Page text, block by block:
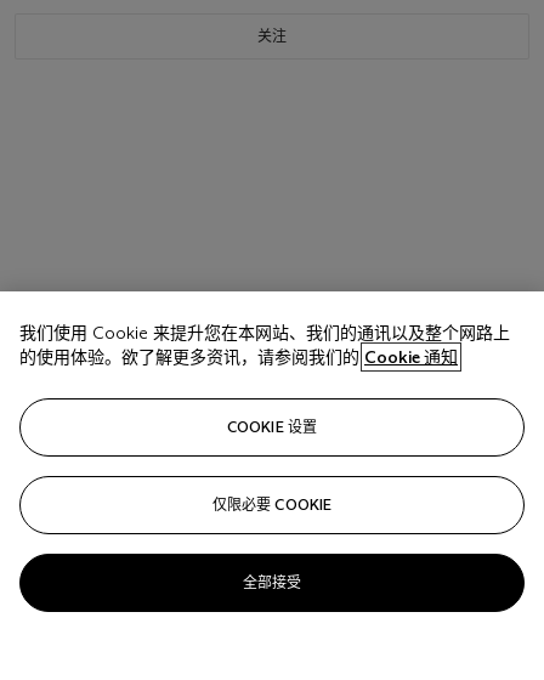
关注
我们使用 Cookie 来提升您在本网站、我们的通讯以及整个网路上
的使用体验。欲了解更多资讯，请参阅我们的 Cookie 通知
COOKIE 设置
仅限必要 COOKIE
全部接受